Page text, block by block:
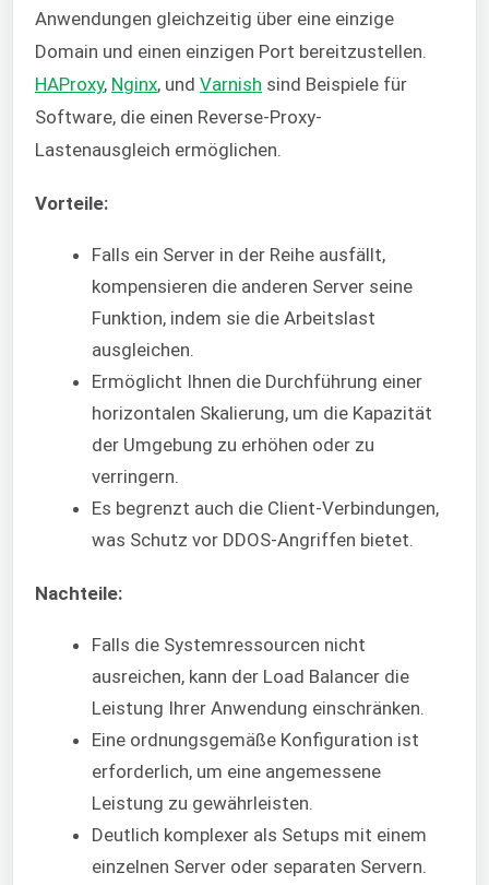
Anwendungen gleichzeitig über eine einzige
Domain und einen einzigen Port bereitzustellen.
HAProxy, Nginx, und Varnish sind Beispiele für
Software, die einen Reverse-Proxy-
Lastenausgleich ermöglichen.
Vorteile:
Falls ein Server in der Reihe ausfällt,
kompensieren die anderen Server seine
Funktion, indem sie die Arbeitslast
ausgleichen.
Ermöglicht Ihnen die Durchführung einer
horizontalen Skalierung, um die Kapazität
der Umgebung zu erhöhen oder zu
verringern.
Es begrenzt auch die Client-Verbindungen,
was Schutz vor DDOS-Angriffen bietet.
Nachteile:
Falls die Systemressourcen nicht
ausreichen, kann der Load Balancer die
Leistung Ihrer Anwendung einschränken.
Eine ordnungsgemäße Konfiguration ist
erforderlich, um eine angemessene
Leistung zu gewährleisten.
Deutlich komplexer als Setups mit einem
einzelnen Server oder separaten Servern.